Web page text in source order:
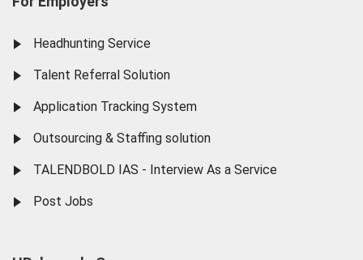
Headhunting Service
Talent Referral Solution
Application Tracking System
Outsourcing & Staffing solution
TALENDBOLD IAS - Interview As a Service
Post Jobs